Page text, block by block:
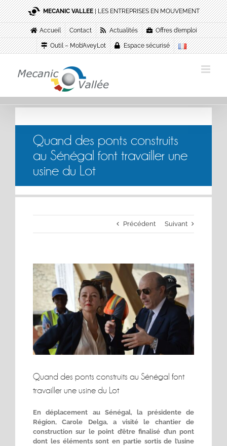
Passer
au
contenu
MECANIC VALLEE| LES ENTREPRISES EN MOUVEMENT
Accueil Contact Actualités Offres d’emploi
Outil – Mob’AveyLot Espace sécurisé
Quand des ponts construits
au Sénégal font travailler une
usine du Lot
Précédent Suivant
Voir
l'image
agrandie
Quand des ponts construits au Sénégal font
travailler une usine du Lot
En déplacement au Sénégal, la présidente de
Région, Carole Delga, a visité le chantier de
construction sur le point d’être finalisé d’un pont
dont les éléments sont en partie sortis de l’usine